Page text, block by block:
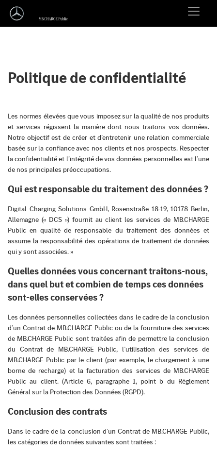
Politique de confidentialité
Les normes élevées que vous imposez sur la qualité de nos produits
et services régissent la manière dont nous traitons vos données.
Notre objectif est de créer et d’entretenir une relation commerciale
basée sur la confiance avec nos clients et nos prospects. Respecter
la confidentialité et l’intégrité de vos données personnelles est l’une
de nos principales préoccupations.
Qui est responsable du traitement des données ?
Digital Charging Solutions GmbH, Rosenstraße 18-19, 10178 Berlin,
Allemagne (« DCS ») fournit au client les services de MB.CHARGE
Public en qualité de responsable du traitement des données et
assume la responsabilité des opérations de traitement de données
qui y sont associées. »
Quelles données vous concernant traitons-nous,
dans quel but et combien de temps ces données
sont-elles conservées ?
Les données personnelles collectées dans le cadre de la conclusion
d’un Contrat de MB.CHARGE Public ou de la fourniture des services
de MB.CHARGE Public sont traitées afin de permettre la conclusion
du Contrat de MB.CHARGE Public, l’utilisation des services de
MB.CHARGE Public par le client (par exemple, le chargement à une
borne de recharge) et la facturation des services de MB.CHARGE
Public au client. (Article 6, paragraphe 1, point b du Règlement
Général sur la Protection des Données (RGPD).
Conclusion des contrats
Dans le cadre de la conclusion d’un Contrat de MB.CHARGE Public,
les catégories de données suivantes sont traitées :